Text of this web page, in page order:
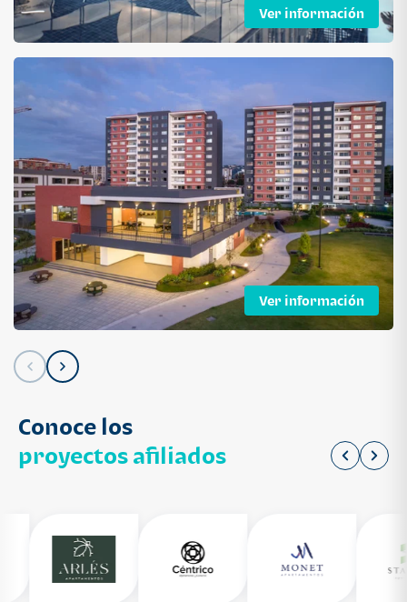
Ver información
Ver información
Conoce los
proyectos afiliados